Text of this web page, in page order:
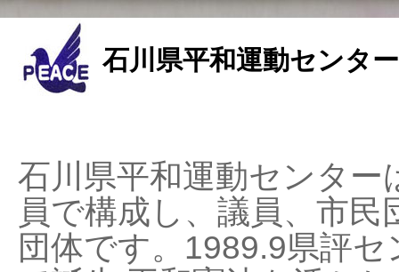
石川県平和運動センタ
石川県平和運動センタ
員で構成し、議員、市
団体です。1989.9県評